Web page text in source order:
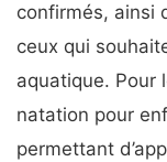
confirmés, ainsi
ceux qui
aquatique. Pour
natation pour
permettant